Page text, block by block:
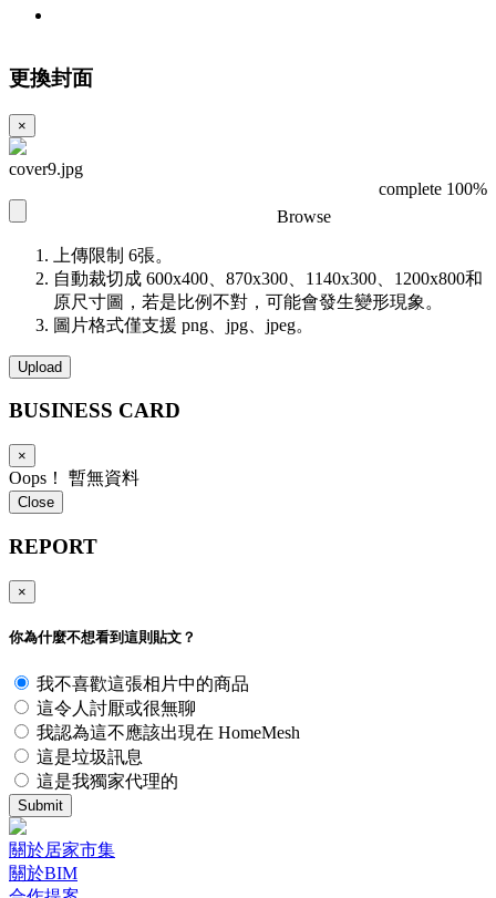
更換封面
×
cover9.jpg
complete 100%
Browse
上傳限制 6張。
自動裁切成 600x400、870x300、1140x300、1200x800和
原尺寸圖，若是比例不對，可能會發生變形現象。
圖片格式僅支援 png、jpg、jpeg。
Upload
BUSINESS CARD
×
Oops！ 暫無資料
Close
REPORT
×
你為什麼不想看到這則貼文？
我不喜歡這張相片中的商品
這令人討厭或很無聊
我認為這不應該出現在 HomeMesh
這是垃圾訊息
這是我獨家代理的
Submit
關於居家市集
關於BIM